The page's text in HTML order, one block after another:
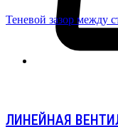
Теневой зазор между
ЛИНЕЙНАЯ